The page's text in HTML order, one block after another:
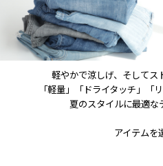
軽やかで涼しげ、そしてス
「軽量」「ドライタッチ」「
夏のスタイルに最適な
アイテム